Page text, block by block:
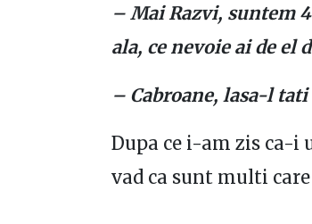
– Mai Razvi, suntem
ala, ce nevoie ai de el
– Cabroane, lasa-l
Dupa ce i-am zis ca-i
vad ca sunt multi